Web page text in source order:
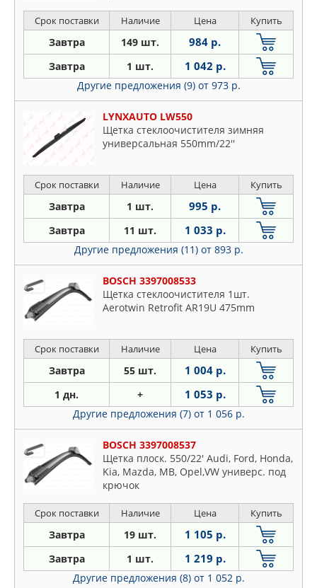
Срок поставки Наличие Цена Купить
Завтра 149 шт. 984 р.
Завтра 1 шт. 1 042 р.
Другие предложения (9) от 973 р.
LYNXAUTO LW550
Щетка стеклоочистителя зимняя
универсальная 550mm/22''
Срок поставки Наличие Цена Купить
Завтра 1 шт. 995 р.
Завтра 11 шт. 1 033 р.
Другие предложения (11) от 893 р.
BOSCH 3397008533
Щетка стеклоочистителя 1шт.
Aerotwin Retrofit AR19U 475mm
Срок поставки Наличие Цена Купить
Завтра 55 шт. 1 004 р.
1 дн. + 1 053 р.
Другие предложения (7) от 1 056 р.
BOSCH 3397008537
Щетка плоск. 550/22' Audi, Ford, Honda,
Kia, Mazda, MB, Opel,VW универс. под
крючок
Срок поставки Наличие Цена Купить
Завтра 19 шт. 1 105 р.
Завтра 1 шт. 1 219 р.
Другие предложения (8) от 1 052 р.